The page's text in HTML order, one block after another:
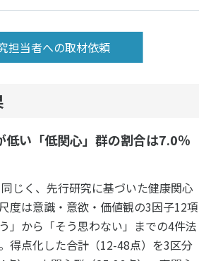
担当者への取材依頼
低い「低関心」群の割合は7.0％
じく、先行研究に基づいた健康関心
度は意識・意欲・価値観の3因子12項
」から「そう思わない」までの4件法
得点化した合計（12-48点）を3区分